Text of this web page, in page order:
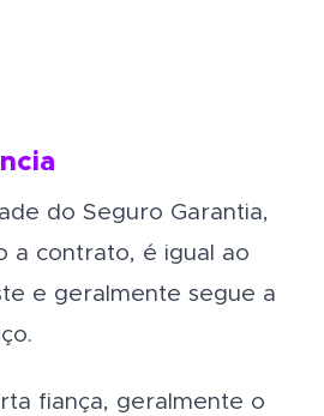
do Seguro Garantia,
a contrato, é igual ao
e geralmente segue a
fiança, geralmente o